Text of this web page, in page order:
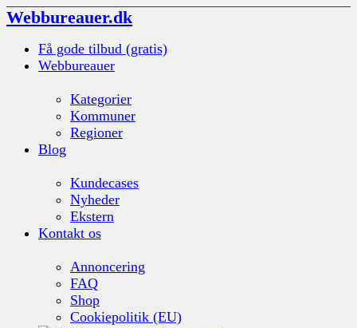
Webbureauer.dk
Få gode tilbud (gratis)
Webbureauer
Kategorier
Kommuner
Regioner
Blog
Kundecases
Nyheder
Ekstern
Kontakt os
Annoncering
FAQ
Shop
Cookiepolitik (EU)